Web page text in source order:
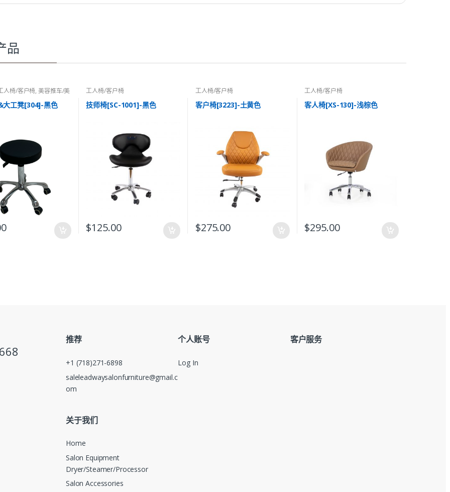
品
人椅/客户椅,美容推车/美
大工凳[304]-黑色
工人椅/客户椅
技师椅[SC-1001]-黑色
$125.00
工人椅/客户椅
客户椅[3223]-土黄色
$275.00
工人椅/客户椅
客人椅[XS-130]-浅棕色
$295.00
推荐
+1 (718)271-6898
saleleadwaysalonfurniture@gmail.c
om
个人账号
Log In
客户服务
关于我们
Home
Salon Equipment
Dryer/Steamer/Processor
Salon Accessories